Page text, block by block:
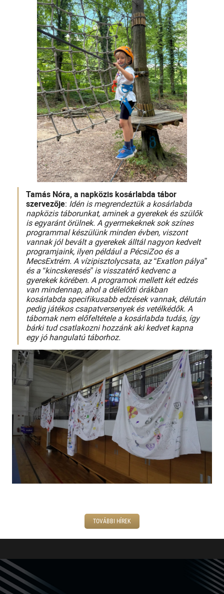
Tamás Nóra, a napközis kosárlabda tábor
szervezője: Idén is megrendeztük a kosárlabda
napközis táborunkat, aminek a gyerekek és szülők
is egyaránt örülnek. A gyermekeknek sok színes
programmal készülünk minden évben, viszont
vannak jól bevált a gyerekek álltál nagyon kedvelt
programjaink, ilyen például a PécsiZoo és a
MecsExtrém. A vízipisztolycsata, az “Exatlon pálya”
és a “kincskeresés” is visszatérő kedvenc a
gyerekek körében. A programok mellett két edzés
van mindennap, ahol a délelőtti órákban
kosárlabda specifikusabb edzések vannak, délután
pedig játékos csapatversenyek és vetélkédők. A
tábornak nem előfeltétele a kosárlabda tudás, így
bárki tud csatlakozni hozzánk aki kedvet kapna
egy jó hangulatú táborhoz.
TOVÁBBI HÍREK